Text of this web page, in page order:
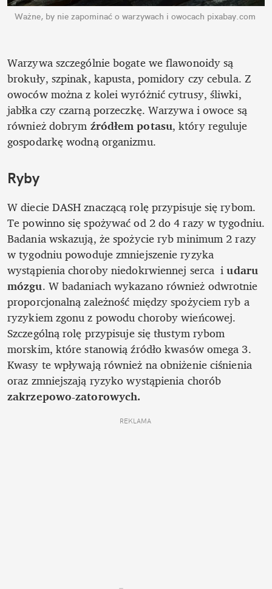
Ważne, by nie zapominać o warzywach i owocach pixabay.com
Warzywa szczególnie bogate we flawonoidy są
brokuły, szpinak, kapusta, pomidory czy cebula. Z
owoców można z kolei wyróżnić cytrusy, śliwki,
jabłka czy czarną porzeczkę. Warzywa i owoce są
również dobrym źródłem potasu, który reguluje
gospodarkę wodną organizmu.
Ryby
W diecie DASH znaczącą rolę przypisuje się rybom.
Te powinno się spożywać od 2 do 4 razy w tygodniu.
Badania wskazują, że spożycie ryb minimum 2 razy
w tygodniu powoduje zmniejszenie ryzyka
wystąpienia choroby niedokrwiennej serca  i udaru
mózgu. W badaniach wykazano również odwrotnie
proporcjonalną zależność między spożyciem ryb a
ryzykiem zgonu z powodu choroby wieńcowej.
Szczególną rolę przypisuje się tłustym rybom
morskim, które stanowią źródło kwasów omega 3.
Kwasy te wpływają również na obniżenie ciśnienia
zakrzepowo-zatorowych.
REKLAMA